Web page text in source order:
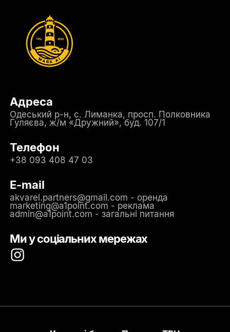
Адреса
Одеський р-н, с. Лиманка, просп. Полковника
Гуляєва, ж/м «Дружний», буд. 107/1
Телефон
+38 093 408 47 03
E-mail
akvarel.partners@gmail.com - оренда
marketing@a1point.com - реклама
admin@a1point.com - загальні питання
Ми у соціальних мережах